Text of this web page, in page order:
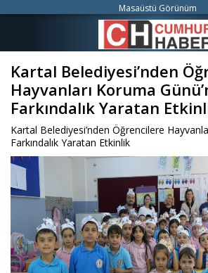
Kartal Belediyesi’nden
Hayvanları Koruma
Farkındalık Yaratan
Kartal Belediyesi’nden Öğrencilere
Farkındalık Yaratan Etkinlik
Masaüstü Görünüm